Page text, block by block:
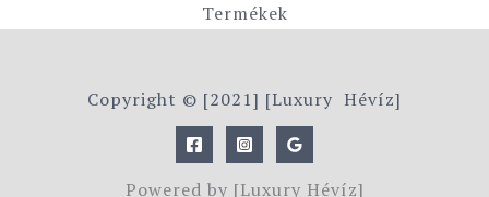
Termékek
Copyright © [2021] [Luxury Hévíz]
Powered by [Luxury Hévíz]